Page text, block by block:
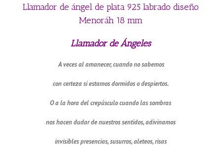
€20.15.
€19.25.
Llamador de ángel de plata 925 labrado diseño
Menoráh 18 mm
Llamador de Ángeles
A veces al amanecer, cuando no sabemos
con certeza si estamos dormidos o despiertos.
O a la hora del crepúsculo cuando las sombras
nos hacen dudar de nuestros sentidos, adivinamos
invisibles presencias, susurros, aleteos, risas